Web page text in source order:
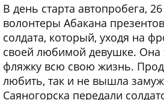
В день старта автопробега,
волонтеры Абакана
солдата, который, уходя на
своей любимой девушке. Она
фляжку всю свою жизнь.
любить, так и не вышла
Саяногорска передали